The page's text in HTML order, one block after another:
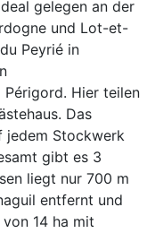
gelegen an der
und Lot-et-
Peyrié in
Périgord. Hier teilen
Das
jedem Stockwerk
gibt es 3
liegt nur 700 m
entfernt und
14 ha mit